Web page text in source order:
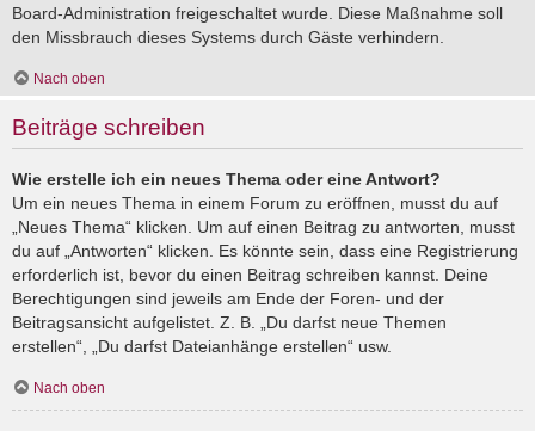
Board-Administration freigeschaltet wurde. Diese Maßnahme soll
den Missbrauch dieses Systems durch Gäste verhindern.
Nach oben
Beiträge schreiben
Wie erstelle ich ein neues Thema oder eine Antwort?
Um ein neues Thema in einem Forum zu eröffnen, musst du auf
„Neues Thema“ klicken. Um auf einen Beitrag zu antworten, musst
du auf „Antworten“ klicken. Es könnte sein, dass eine Registrierung
erforderlich ist, bevor du einen Beitrag schreiben kannst. Deine
Berechtigungen sind jeweils am Ende der Foren- und der
Beitragsansicht aufgelistet. Z. B. „Du darfst neue Themen
erstellen“, „Du darfst Dateianhänge erstellen“ usw.
Nach oben